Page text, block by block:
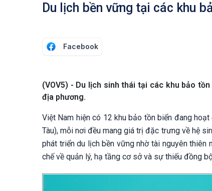
Du lịch bền vững tại các khu
Facebook
(VOV5) - Du lịch sinh thái tại các khu bảo
địa phương.
Việt Nam hiện có 12 khu bảo tồn biển đang
Tàu), mỗi nơi đều mang giá trị đặc trưng về hệ
phát triển du lịch bền vững nhờ tài nguyên
chế về quản lý, hạ tầng cơ sở và sự thiếu đồng